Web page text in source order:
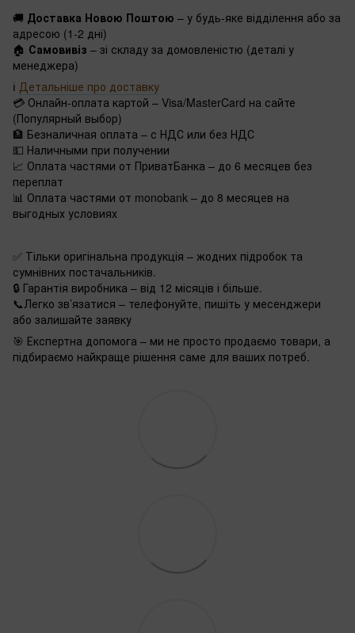
🚚 Доставка Новою Поштою – у будь-яке відділення або за
адресою (1-2 дні)
🏠 Самовивіз – зі складу за домовленістю (деталі у
менеджера)
ℹ️ Детальніше про доставку
💳 Онлайн-оплата картой – Visa/MasterCard на сайте
(Популярный выбор)
🏦 Безналичная оплата – с НДС или без НДС
💵 Наличными при получении
📈 Оплата частями от ПриватБанка – до 6 месяцев без
переплат
📊 Оплата частями от monobank – до 8 месяцев на
выгодных условиях
✅ Тільки оригінальна продукція – жодних підробок та
сумнівних постачальників.
🔒 Гарантія виробника – від 12 місяців і більше.
📞Легко зв’язатися – телефонуйте, пишіть у месенджери
або залишайте заявку
🎯 Експертна допомога – ми не просто продаємо товари, а
підбираємо найкраще рішення саме для ваших потреб.